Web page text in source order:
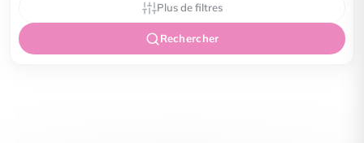
Plus de filtres
Rechercher